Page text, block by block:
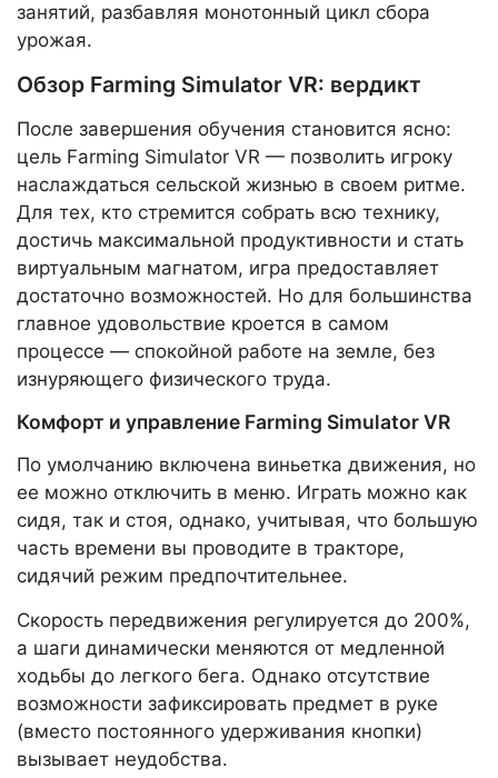
занятий, разбавляя монотонный цикл сбора
урожая.
Обзор Farming Simulator VR: вердикт
После завершения обучения становится ясно:
цель Farming Simulator VR — позволить игроку
наслаждаться сельской жизнью в своем ритме.
Для тех, кто стремится собрать всю технику,
достичь максимальной продуктивности и стать
виртуальным магнатом, игра предоставляет
достаточно возможностей. Но для большинства
главное удовольствие кроется в самом
процессе — спокойной работе на земле, без
изнуряющего физического труда.
Комфорт и управление Farming Simulator VR
По умолчанию включена виньетка движения, но
ее можно отключить в меню. Играть можно как
сидя, так и стоя, однако, учитывая, что большую
часть времени вы проводите в тракторе,
сидячий режим предпочтительнее.
Скорость передвижения регулируется до 200%,
а шаги динамически меняются от медленной
ходьбы до легкого бега. Однако отсутствие
возможности зафиксировать предмет в руке
(вместо постоянного удерживания кнопки)
вызывает неудобства.